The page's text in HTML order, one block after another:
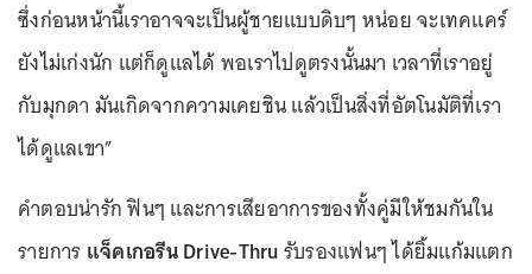
ซึ่งก่อนหน้านี้เราอาจจะเป็นผู้ชายแบบดิบๆ หน่อย จะเทคแคร์
ยังไม่เก่งนัก แต่ก็ดูแลได้ พอเราไปดูตรงนั้นมา เวลาที่เราอยู่
กับมุกดา มันเกิดจากความเคยชิน แล้วเป็นสิ่งที่อัตโนมัติที่เรา
ได้ดูแลเขา”
คำตอบน่ารัก ฟินๆ และการเสียอาการของทั้งคู่มีให้ชมกันใน
รายการ แจ็คเกอรีน Drive-Thruรับรองแฟนๆ ได้ยิ้มแก้มแตก